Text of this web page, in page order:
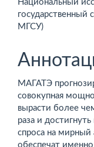
Национальный
государственный
МГСУ)
МАГАТЭ
совокупная
вырасти более
раза и
спроса на мирный
обеспечат